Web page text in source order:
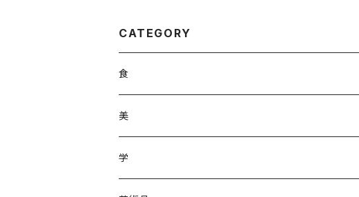
CATEGORY
食
調味料
加工品
ジュース
ジュース
美
ヘアケア
学